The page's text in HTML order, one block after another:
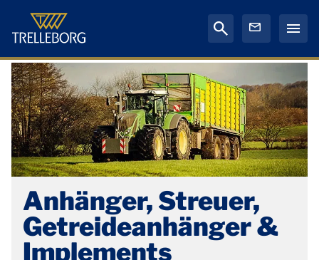
Anhänger, Streuer,
Getreideanhänger &
Implements